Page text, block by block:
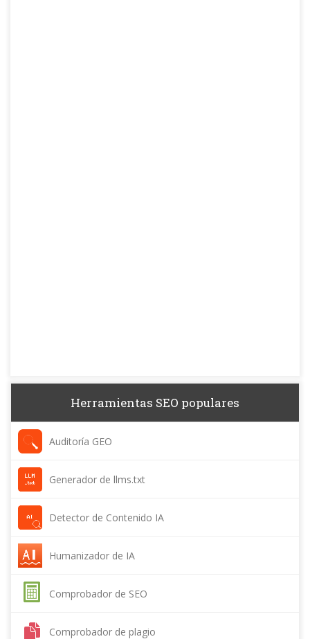
Herramientas SEO populares
Auditoría GEO
Generador de llms.txt
Detector de Contenido IA
Humanizador de IA
Comprobador de SEO
Comprobador de plagio